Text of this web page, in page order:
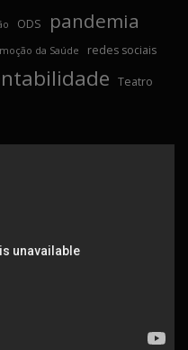
ODS pandemia
da Saúde redes sociais
Teatro